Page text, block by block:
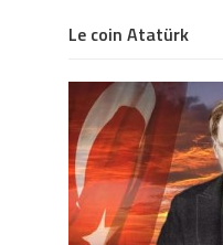
Le coin Atatürk